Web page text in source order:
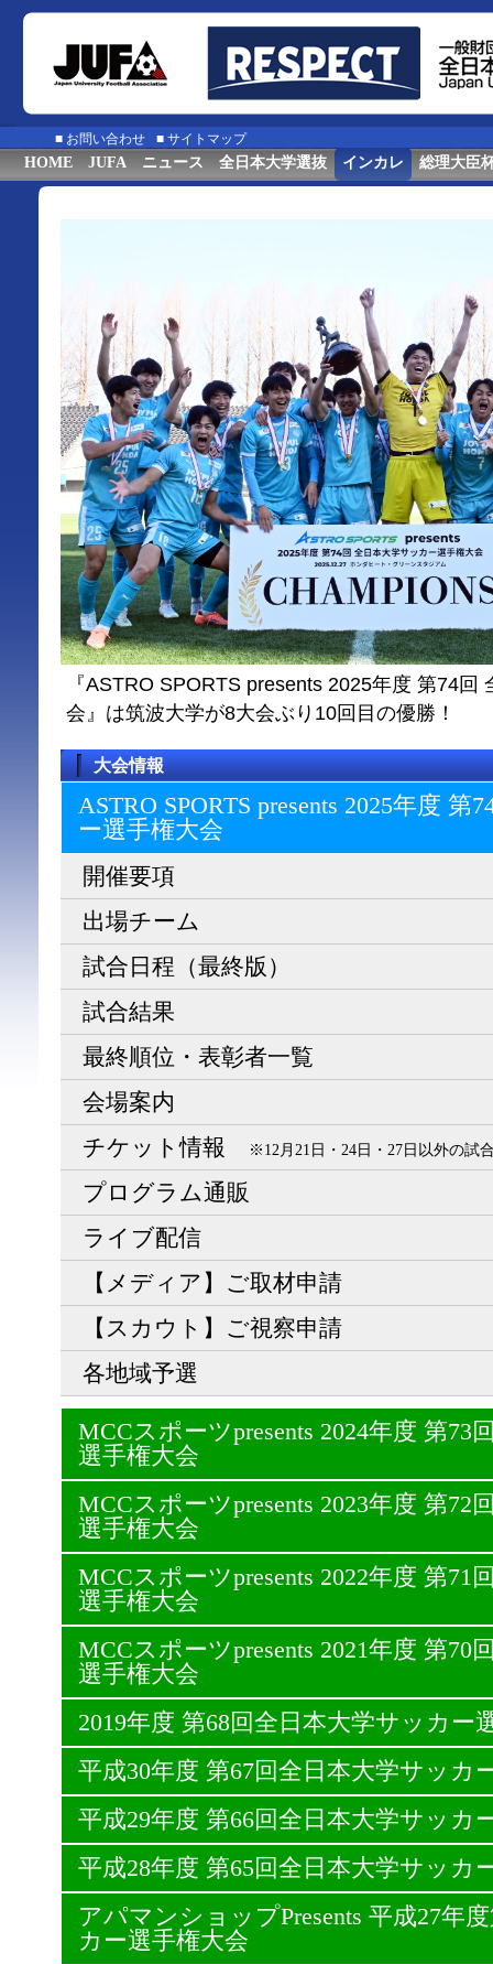
■ お問い合わせ ■ サイトマップ
HOME JUFA ニュース 全日本大学選抜 インカレ 総理大臣
『ASTRO SPORTS presents 2025年度 第74回
会』は筑波大学が8大会ぶり10回目の優勝！
大会情報
ASTRO SPORTS presents 2025年度
ー選⼿権⼤会
開催要項
出場チーム
試合日程（最終版）
試合結果
最終順位・表彰者一覧
会場案内
チケット情報
※12月21日・24日・27日以外の試
プログラム通販
ライブ配信
【メディア】ご取材申請
【スカウト】ご視察申請
各地域予選
MCCスポーツpresents 2024年度 第73
選手権大会
MCCスポーツpresents 2023年度 第72
選手権大会
MCCスポーツpresents 2022年度 第71
選手権大会
MCCスポーツpresents 2021年度 第70
選手権大会
2019年度 第68回全日本大学サッカー
平成30年度 第67回全日本大学サッカ
平成29年度 第66回全日本大学サッカ
平成28年度 第65回全日本大学サッカ
アパマンショップPresents 平成27年
カー選手権大会